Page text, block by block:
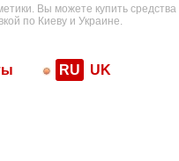
Вы можете купить средства
по Киеву и Украине.
RU UK